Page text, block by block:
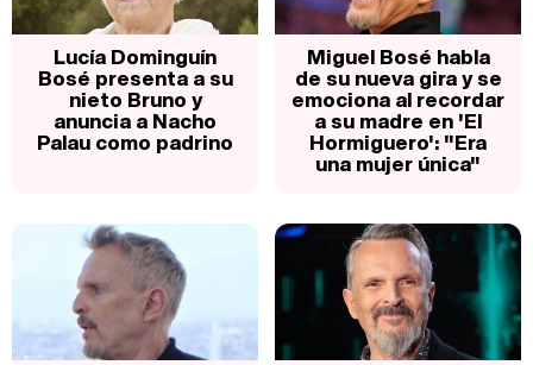
Lucía Dominguín
Bosé presenta a su
nieto Bruno y
anuncia a Nacho
Palau como padrino
Miguel Bosé habla
de su nueva gira y se
emociona al recordar
a su madre en 'El
Hormiguero': "Era
una mujer única"